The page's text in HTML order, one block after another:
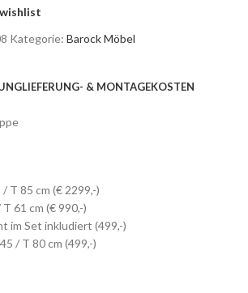
Kategorie: Barock Möbel
LIEFERUNG- & MONTAGEKOSTEN
T 85 cm (€ 2299,-)
61 cm (€ 990,-)
im Set inkludiert (499,-)
/ T 80 cm (499,-)